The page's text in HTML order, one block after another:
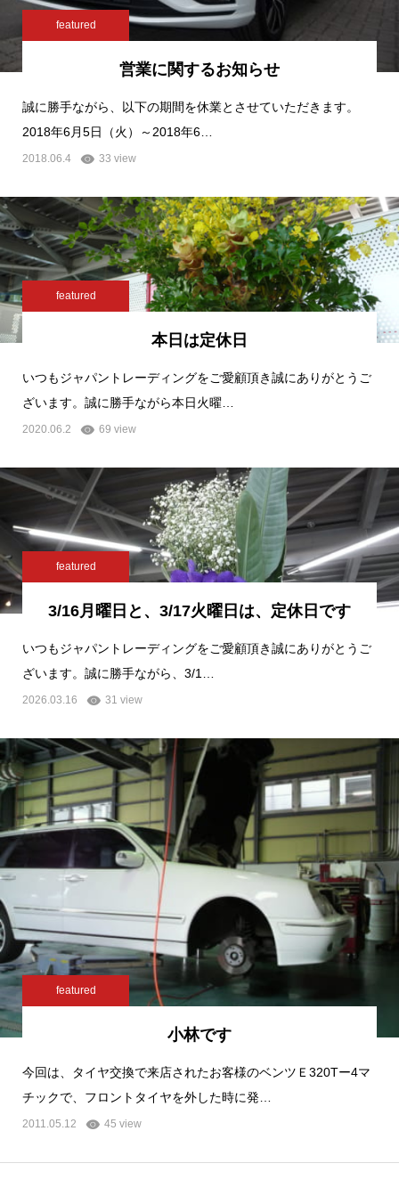
featured
営業に関するお知らせ
誠に勝手ながら、以下の期間を休業とさせていただきます。
2018年6月5日（火）～2018年6…
2018.06.4 33 view
featured
本日は定休日
いつもジャパントレーディングをご愛顧頂き誠にありがとうご
ざいます。誠に勝手ながら本日火曜…
2020.06.2 69 view
featured
3/16月曜日と、3/17火曜日は、定休日です
いつもジャパントレーディングをご愛顧頂き誠にありがとうご
ざいます。誠に勝手ながら、3/1…
2026.03.16 31 view
featured
小林です
今回は、タイヤ交換で来店されたお客様のベンツＥ320Tー4マ
チックで、フロントタイヤを外した時に発…
2011.05.12 45 view